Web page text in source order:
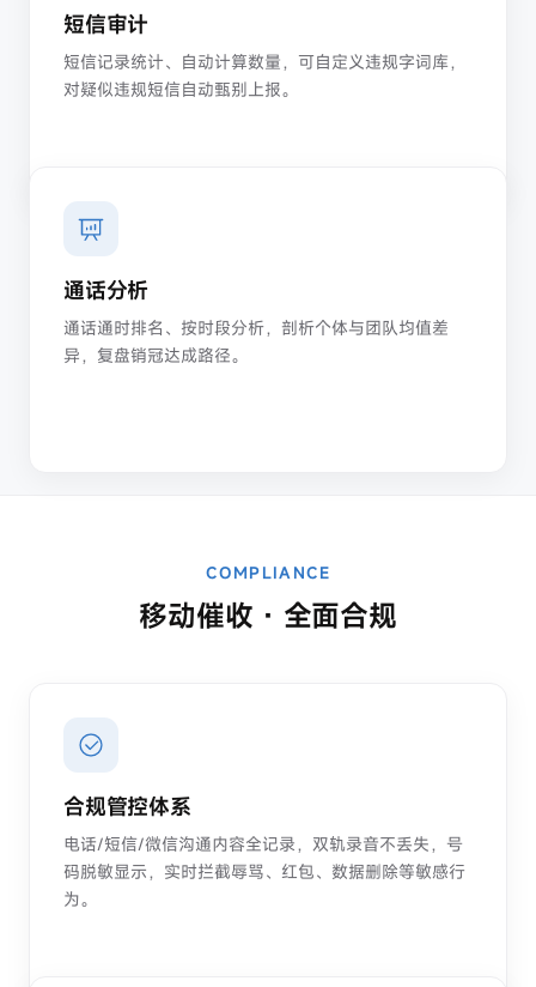
短信审计
短信记录统计、自动计算数量，可自定义违规字词库，
对疑似违规短信自动甄别上报。
通话分析
通话通时排名、按时段分析，剖析个体与团队均值差
异，复盘销冠达成路径。
COMPLIANCE
移动催收 · 全面合规
合规管控体系
电话/短信/微信沟通内容全记录，双轨录音不丢失，号
码脱敏显示，实时拦截辱骂、红包、数据删除等敏感行
为。